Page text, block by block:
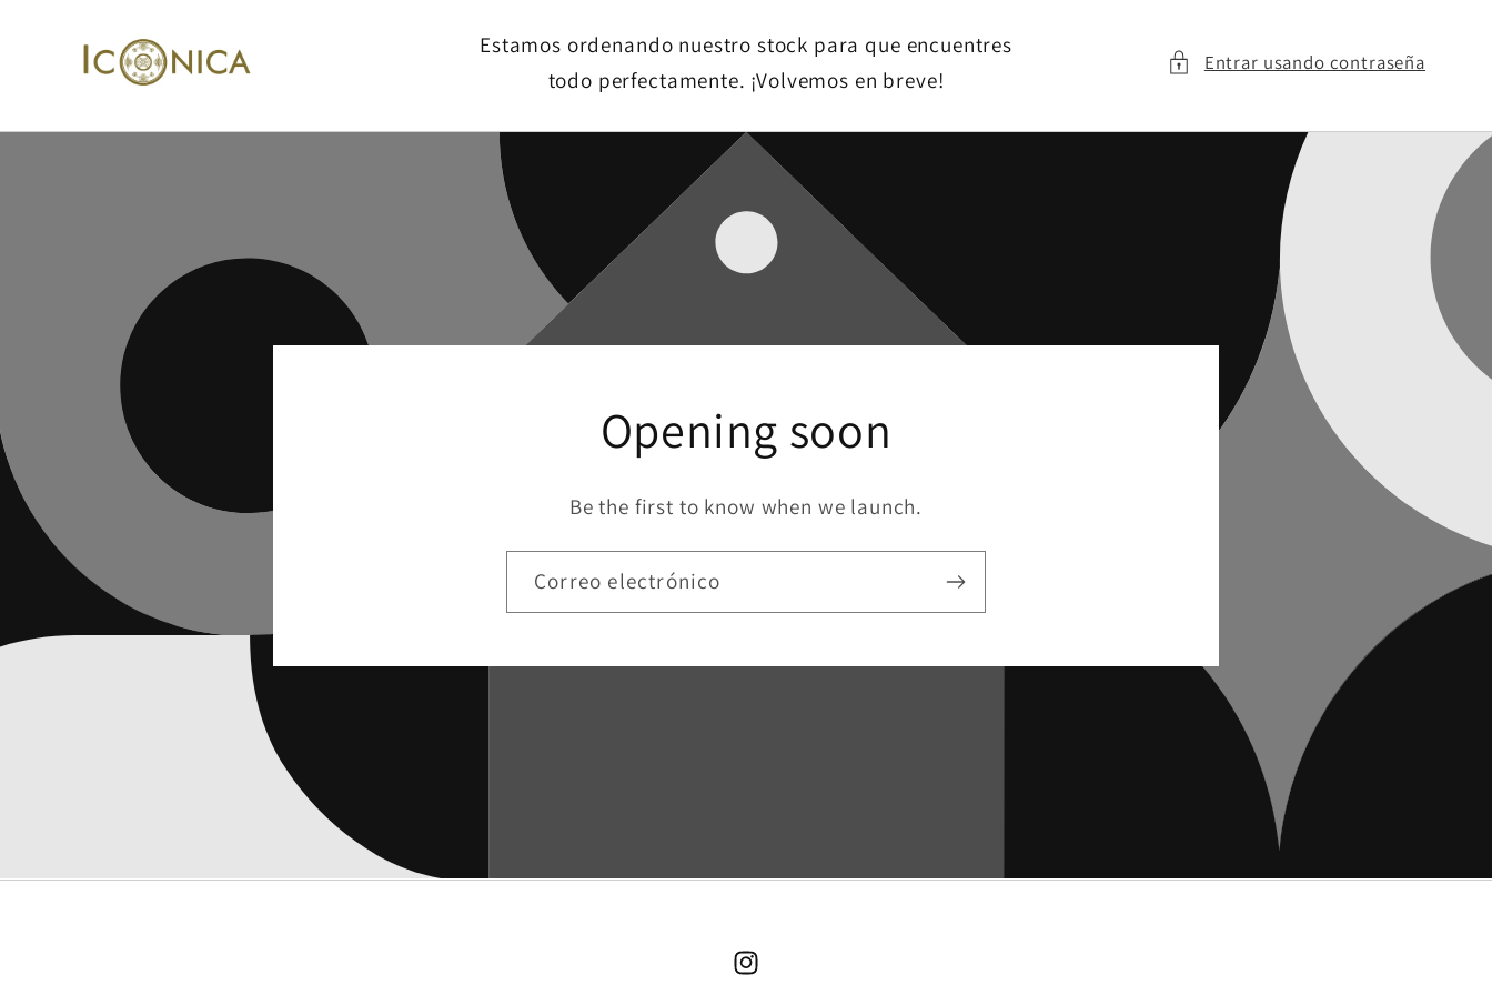
al contenido
Estamos ordenando nuestro stock para que encuentres
todo perfectamente. ¡Volvemos en breve!
Entrar usando contraseña
Opening soon
Be the first to know when we launch.
Correo electrónico
Instagram